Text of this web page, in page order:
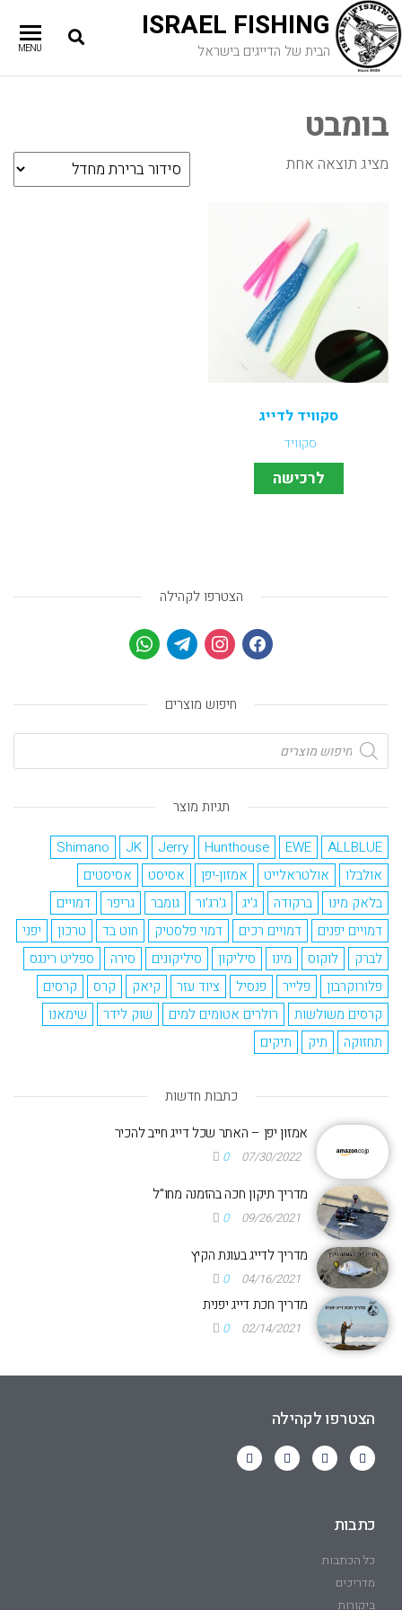
ISRAEL FISHING
הבית של הדייגים בישראל MENU
בומבט
מציג תוצאה אחת
סקוויד לדייג
סקוויד
לרכישה
הצטרפו לקהילה
חיפוש מוצרים
תגיות מוצר
ALLBLUE
EWE
Hunthouse
Jerry
JK
Shimano
אולבלו
אולטראלייט אמזון-יפן אסיסט
אסיסטים
בלאק מינו
ברקודה ג'יג ג'רג'ור גומבר גריפר
דמויים
דמויים יפנים
דמויים רכים דמוי פלסטיק חוט בד טרכון
יפני
לברק
לוקוס מינו סיליקון סיליקונים סירה
ספליט רינגס
פלורוקרבון
פלייר פנסיל ציוד עזר קיאק קרס
קרסים
קרסים משולשות
רולרים אטומים למים שוק לידר
שימאנו
תחזוקה
תיק תיקים
כתבות חדשות
אמזון יפן – האתר שכל דייג חייב להכיר
07/30/2022
0
מדריך תיקון חכה בהזמנה מחו"ל
09/26/2021
0
מדריך לדייג בעונת הקיץ
04/16/2021
0
מדריך חכת דייג יפנית
02/14/2021
0
הצטרפו לקהילה
כתבות
כל הכתבות
מדריכים
ביקורות